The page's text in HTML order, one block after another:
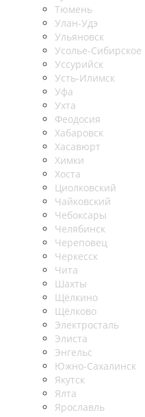
Тюмень
Улан-Удэ
Ульяновск
Усолье-Сибирское
Уссурийск
Усть-Илимск
Уфа
Ухта
Феодосия
Хабаровск
Хасавюрт
Химки
Хоста
Циолковский
Чайковский
Чебоксары
Челябинск
Череповец
Черкесск
Чита
Шахты
Щёлкино
Щёлково
Электросталь
Элиста
Энгельс
Южно-Сахалинск
Якутск
Ялта
Ярославль